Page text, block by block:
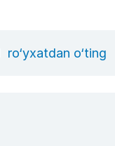
ro‘yxatdan o‘ting